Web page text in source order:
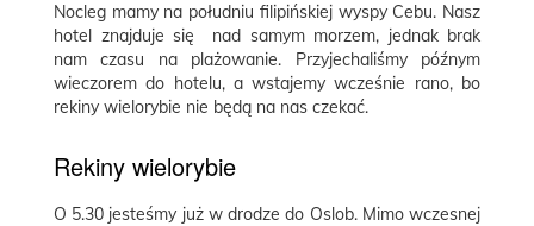
Nocleg mamy na południu filipińskiej wyspy Cebu. Nasz
hotel znajduje się nad samym morzem, jednak brak
nam czasu na plażowanie. Przyjechaliśmy późnym
wieczorem do hotelu, a wstajemy wcześnie rano, bo
rekiny wielorybie nie będą na nas czekać.
Rekiny wielorybie
O 5.30 jesteśmy już w drodze do Oslob. Mimo wczesnej